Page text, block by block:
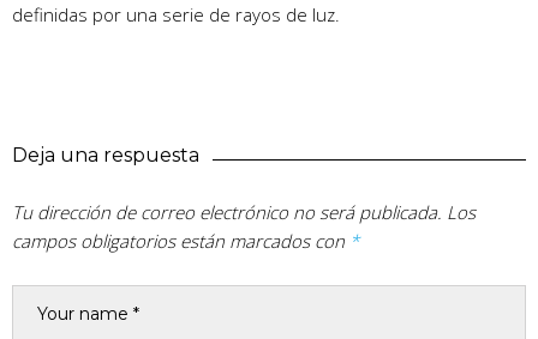
definidas por una serie de rayos de luz.
Deja una respuesta
Tu dirección de correo electrónico no será publicada. Los
campos obligatorios están marcados con *